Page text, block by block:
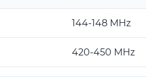
144-148 MHz
420-450 MHz